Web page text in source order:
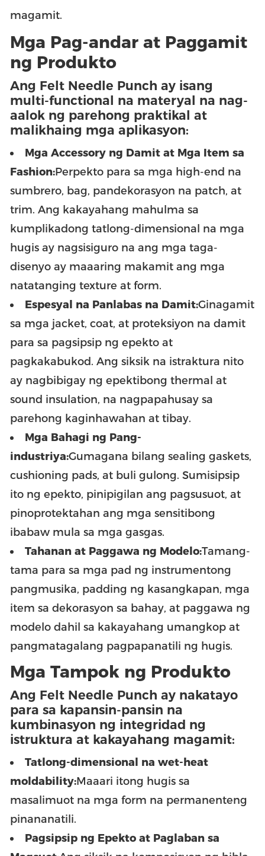
magamit.
Mga Pag-andar at Paggamit
ng Produkto
Ang Felt Needle Punch ay isang
multi-functional na materyal na nag-
aalok ng parehong praktikal at
malikhaing mga aplikasyon:
Mga Accessory ng Damit at Mga Item sa
Fashion:Perpekto para sa mga high-end na
sumbrero, bag, pandekorasyon na patch, at
trim. Ang kakayahang mahulma sa
kumplikadong tatlong-dimensional na mga
hugis ay nagsisiguro na ang mga taga-
disenyo ay maaaring makamit ang mga
natatanging texture at form.
Espesyal na Panlabas na Damit:Ginagamit
sa mga jacket, coat, at proteksiyon na damit
para sa pagsipsip ng epekto at
pagkakabukod. Ang siksik na istraktura nito
ay nagbibigay ng epektibong thermal at
sound insulation, na nagpapahusay sa
parehong kaginhawahan at tibay.
Mga Bahagi ng Pang-
industriya:Gumagana bilang sealing gaskets,
cushioning pads, at buli gulong. Sumisipsip
ito ng epekto, pinipigilan ang pagsusuot, at
pinoprotektahan ang mga sensitibong
ibabaw mula sa mga gasgas.
Tahanan at Paggawa ng Modelo:Tamang-
tama para sa mga pad ng instrumentong
pangmusika, padding ng kasangkapan, mga
item sa dekorasyon sa bahay, at paggawa ng
modelo dahil sa kakayahang umangkop at
pangmatagalang pagpapanatili ng hugis.
Mga Tampok ng Produkto
Ang Felt Needle Punch ay nakatayo
para sa kapansin-pansin na
kumbinasyon ng integridad ng
istruktura at kakayahang magamit:
Tatlong-dimensional na wet-heat
moldability:Maaari itong hugis sa
masalimuot na mga form na permanenteng
pinananatili.
Pagsipsip ng Epekto at Paglaban sa